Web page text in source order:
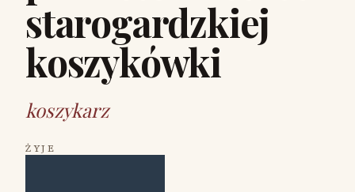
starogardzkiej
koszykówki
koszykarz
ŻYJE